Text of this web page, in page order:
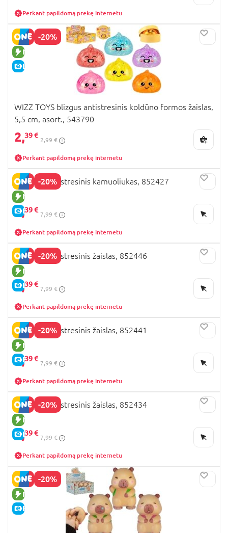
Perkant papildomą prekę internetu
-20%
NAUJA PREKĖ
E-KAINA
WIZZ TOYS blizgus antistresinis koldūno formos žaislas,
5,5 cm, asort., 543790
2,39 €
2,99 €
Perkant papildomą prekę internetu
-20%
NAUJA PREKĖ
E-KAINA
JADORE antistresinis kamuoliukas, 852427
6,39 €
7,99 €
Perkant papildomą prekę internetu
-20%
NAUJA PREKĖ
E-KAINA
JADORE antistresinis žaislas, 852446
6,39 €
7,99 €
Perkant papildomą prekę internetu
-20%
NAUJA PREKĖ
E-KAINA
JADORE antistresinis žaislas, 852441
6,39 €
7,99 €
Perkant papildomą prekę internetu
-20%
NAUJA PREKĖ
E-KAINA
JADORE antistresinis žaislas, 852434
6,39 €
7,99 €
Perkant papildomą prekę internetu
-20%
NAUJA PREKĖ
E-KAINA